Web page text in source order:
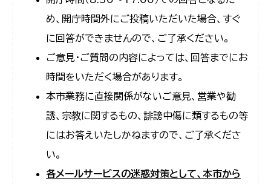
め、開庁時間外にご投稿いただいた場合、すぐ
に回答ができませんので、ご了承ください。
ご意見・ご質問の内容によっては、回答までにお
時間をいただく場合があります。
本市業務に直接関係がないご意見、営業や勧
誘、宗教に関するもの、誹謗中傷に類するもの等
にはお答えいたしかねますので、ご了承くださ
い。
各メールサービスの迷惑対策として、本市から